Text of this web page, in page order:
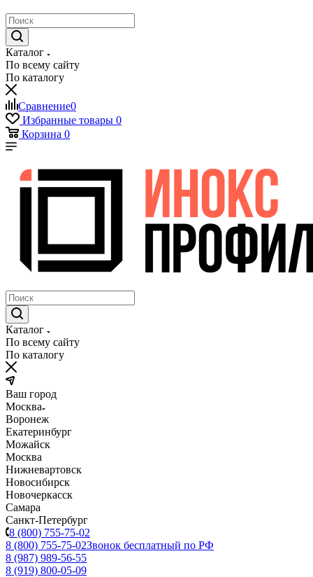
Каталог
По всему сайту
По каталогу
Сравнение0
Избранные товары 0
Корзина 0
Каталог
По всему сайту
По каталогу
Ваш город
Москва
Воронеж
Екатеринбург
Можайск
Москва
Нижневартовск
Новосибирск
Новочеркасск
Самара
Санкт-Петербург
8 (800) 755-75-02
8 (800) 755-75-02Звонок бесплатный по РФ
8 (987) 989-56-55
8 (919) 800-05-09